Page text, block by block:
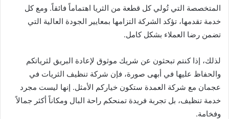
المتخصصة التي تُولي كل قطعة من الثريا اهتماماً فائقاً. ومع كل
خدمة تقدمها، تؤكد الشركة التزامها بمعايير الجودة العالية التي
تضمن رضا العملاء بشكل كامل.
لذلك، إذا كنتم تبحثون عن شريك موثوق لإعادة البريق لثرياتكم
والحفاظ عليها في أبهى صورة، فإن شركة تنظيف الثريات في
عجمان مع شركة العمدة ستكون خياركم الأمثل. إنها ليست مجرد
خدمة تنظيف، بل تجربة فريدة تمنحكم راحة البال ومكاناً أكثر جمالاً
وفخامة.